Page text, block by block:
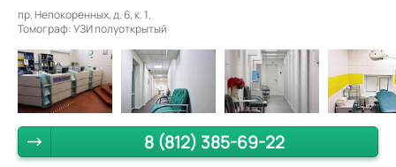
пр. Непокоренных, д. 6, к. 1.
Томограф: УЗИ полуоткрытый
8 (812) 385-69-22